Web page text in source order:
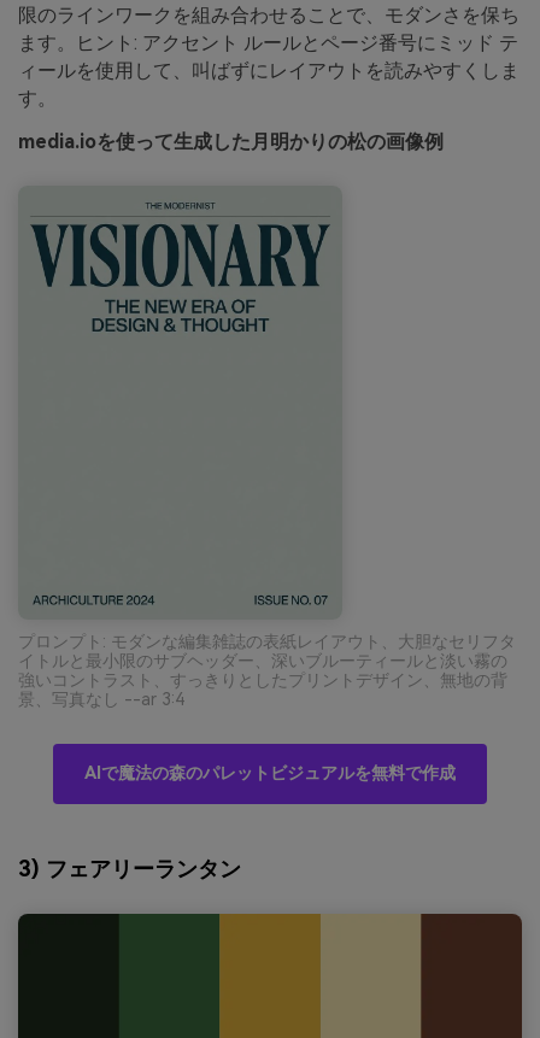
限のラインワークを組み合わせることで、モダンさを保ち
ます。ヒント: アクセント ルールとページ番号にミッド テ
ィールを使用して、叫ばずにレイアウトを読みやすくしま
す。
media.ioを使って生成した月明かりの松の画像例
プロンプト: モダンな編集雑誌の表紙レイアウト、大胆なセリフタ
イトルと最小限のサブヘッダー、深いブルーティールと淡い霧の
強いコントラスト、すっきりとしたプリントデザイン、無地の背
景、写真なし --ar 3:4
AIで魔法の森のパレットビジュアルを無料で作成
3) フェアリーランタン